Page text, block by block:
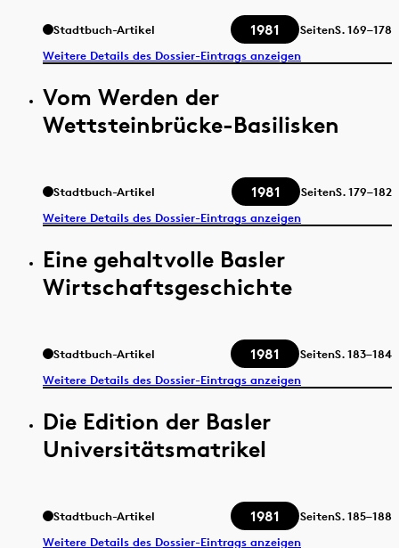
Stadtbuch-Artikel 1981 SeitenS.169–178
Weitere Details des Dossier-Eintrags anzeigen
Vom Werden der
Wettsteinbrücke-Basilisken
Stadtbuch-Artikel 1981 SeitenS.179–182
Weitere Details des Dossier-Eintrags anzeigen
Eine gehaltvolle Basler
Wirtschaftsgeschichte
Stadtbuch-Artikel 1981 SeitenS.183–184
Weitere Details des Dossier-Eintrags anzeigen
Die Edition der Basler
Universitätsmatrikel
Stadtbuch-Artikel 1981 SeitenS.185–188
Weitere Details des Dossier-Eintrags anzeigen